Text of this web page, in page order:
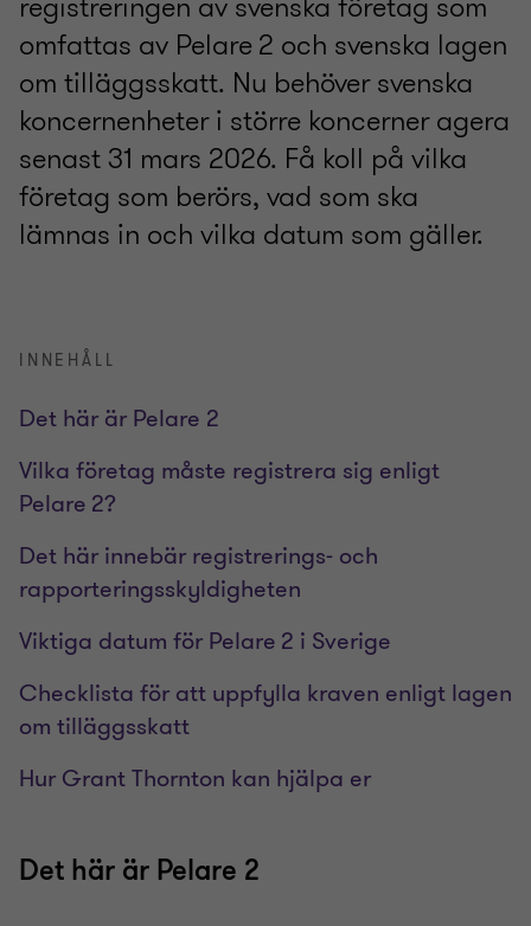
omfattas av Pelare 2 och svenska lagen
om tilläggsskatt. Nu behöver svenska
koncernenheter i större koncerner agera
senast 31 mars 2026. Få koll på vilka
företag som berörs, vad som ska
lämnas in och vilka datum som gäller.
INNEHÅLL
Det här är Pelare 2
Vilka företag måste registrera sig enligt
Pelare 2?
Det här innebär registrerings- och
rapporteringsskyldigheten
Viktiga datum för Pelare 2 i Sverige
Checklista för att uppfylla kraven enligt lagen
om tilläggsskatt
Hur Grant Thornton kan hjälpa er
Det här är Pelare 2